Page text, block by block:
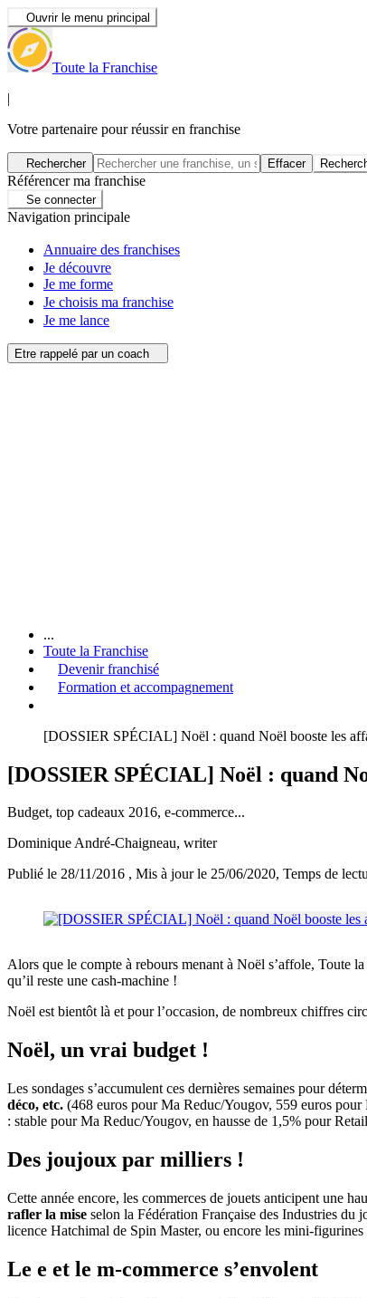
Ouvrir le menu principal
Toute la Franchise
|
Votre partenaire pour réussir en franchise
Rechercher Effacer
Référencer ma franchise
Se connecter
Navigation principale
Annuaire des franchises
Je découvre
Je me forme
Je choisis ma franchise
Je me lance
Etre rappelé par un coach
...
Toute la Franchise
Devenir franchisé
Formation et accompagnement
[DOSSIER SPÉCIAL] Noël : quand Noël booste les
[DOSSIER SPÉCIAL] Noël : quand
Budget, top cadeaux 2016, e-commerce...
Dominique André-Chaigneau, writer
Publié le 28/11/2016 , Mis à jour le 25/06/2020, Temps de
Alors que le compte à rebours menant à Noël s’affole, Toute
qu’il reste une cash-machine !
Noël est bientôt là et pour l’occasion, de nombreux chiffres
Noël, un vrai budget !
Les sondages s’accumulent ces dernières semaines pour
déco, etc. (468 euros pour Ma Reduc/Yougov, 559 euros
: stable pour Ma Reduc/Yougov, en hausse de 1,5% pour
Des joujoux par milliers !
Cette année encore, les commerces de jouets anticipent une
rafler la mise selon la Fédération Française des Industries du
licence Hatchimal de Spin Master, ou encore les mini-
Le e et le m-commerce s’envolent